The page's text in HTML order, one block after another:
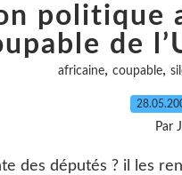
politique
de
africaine, coupable,
Par
des députés ? il les